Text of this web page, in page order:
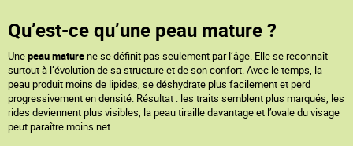
Qu’est-ce qu’une peau mature ?
Unepeau maturene se définit pas seulement par l’âge. Elle se reconnaît
surtout à l’évolution de sa structure et de son confort. Avec le temps, la
peau produit moins de lipides, se déshydrate plus facilement et perd
progressivement en densité. Résultat : les traits semblent plus marqués, les
rides deviennent plus visibles, la peau tiraille davantage et l’ovale du visage
peut paraître moins net.